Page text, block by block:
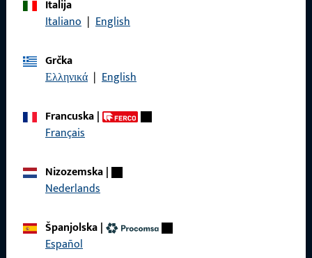
Italija
Italiano | English
Grčka
Ελληνικά | English
Francuska|
Français
Nizozemska|
Nederlands
Španjolska|
Español
Pravne informacije
Opći uvjeti poslovanja